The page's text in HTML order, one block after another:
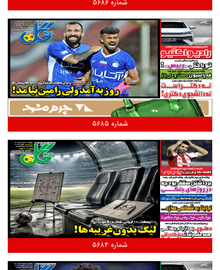
شماره 5686
شماره 5685
شماره 5684